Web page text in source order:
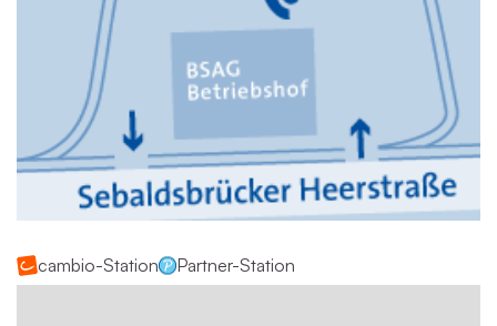
cambio-Station Partner-Station